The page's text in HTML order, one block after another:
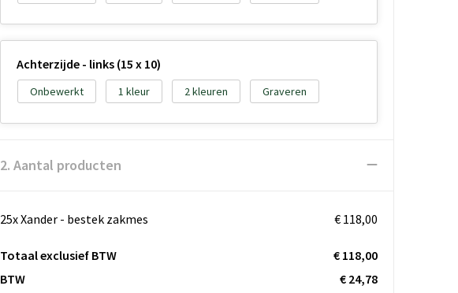
Achterzijde - links (15 x 10)
Onbewerkt 1 2 Graveren
2. Aantal producten
25x Xander - bestek zakmes € 118,00
Totaal exclusief BTW
€ 118,00
BTW
€ 24,78